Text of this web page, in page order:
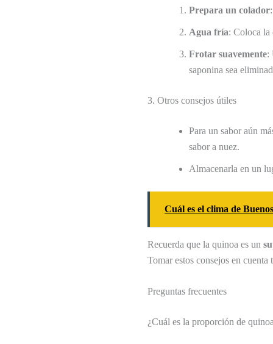
Prepara un colador
Agua fría: Coloca la
Frotar suavemente:
saponina sea
3. Otros consejos útiles
Para un sabor aún
sabor a nuez.
Almacenarla en un
Cuál es el clima de
Recuerda que la quinoa es un
Tomar estos consejos en cuenta
Preguntas frecuentes
¿Cuál es la proporción de